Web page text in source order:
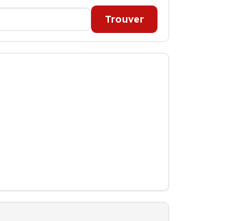
Trouver